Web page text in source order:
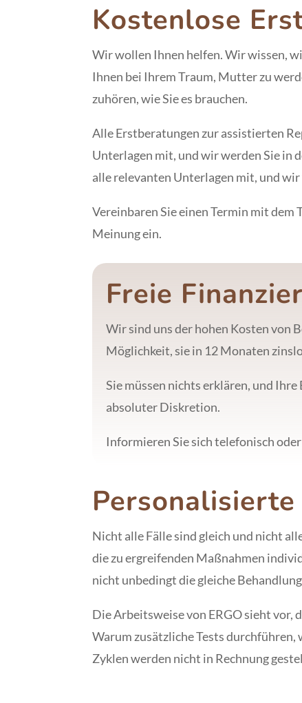
Kostenlose
Wir wollen Ihnen helfen. Wir wissen,
Ihnen bei Ihrem Traum, Mutter zu
zuhören, wie Sie es brauchen.
Alle Erstberatungen zur assistierten
Unterlagen mit, und wir werden Sie in
alle relevanten Unterlagen mit, und
Vereinbaren Sie einen Termin mit dem
Meinung ein.
Freie
Wir sind uns der hohen Kosten von
Möglichkeit, sie in 12 Monaten
Sie müssen nichts erklären, und
absoluter Diskretion.
Informieren Sie sich telefonisch
Nicht alle Fälle sind gleich und nicht
die zu ergreifenden Maßnahmen
nicht unbedingt die gleiche
Die Arbeitsweise von ERGO sieht vor,
Warum zusätzliche Tests
Zyklen werden nicht in Rechnung